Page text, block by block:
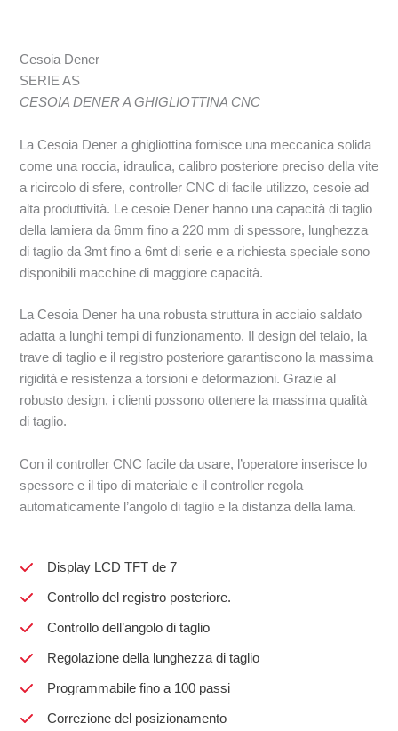
Cesoia Dener
SERIE AS
CESOIA DENER A GHIGLIOTTINA CNC
La Cesoia Dener a ghigliottina fornisce una meccanica solida
come una roccia, idraulica, calibro posteriore preciso della vite
a ricircolo di sfere, controller CNC di facile utilizzo, cesoie ad
alta produttività. Le cesoie Dener hanno una capacità di taglio
della lamiera da 6mm fino a 220 mm di spessore, lunghezza
di taglio da 3mt fino a 6mt di serie e a richiesta speciale sono
disponibili macchine di maggiore capacità.
La Cesoia Dener ha una robusta struttura in acciaio saldato
adatta a lunghi tempi di funzionamento. Il design del telaio, la
trave di taglio e il registro posteriore garantiscono la massima
rigidità e resistenza a torsioni e deformazioni. Grazie al
robusto design, i clienti possono ottenere la massima qualità
di taglio.
Con il controller CNC facile da usare, l’operatore inserisce lo
spessore e il tipo di materiale e il controller regola
automaticamente l’angolo di taglio e la distanza della lama.
Display LCD TFT de 7
Controllo del registro posteriore.
Controllo dell’angolo di taglio
Regolazione della lunghezza di taglio
Programmabile fino a 100 passi
Correzione del posizionamento